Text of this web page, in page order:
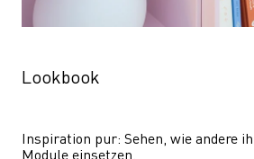
Lookbook
Inspiration pur: Sehen, wie andere
Module einsetzen.